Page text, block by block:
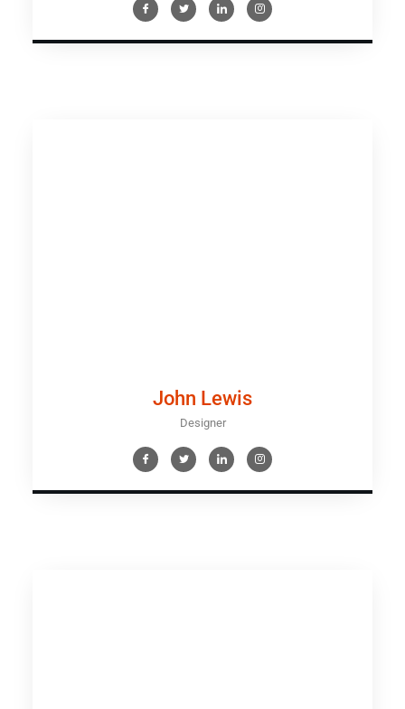
John Lewis
Designer